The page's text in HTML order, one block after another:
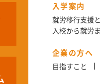
入学案内
就労移行支援
入校から就労
企業の方へ
目指すこと